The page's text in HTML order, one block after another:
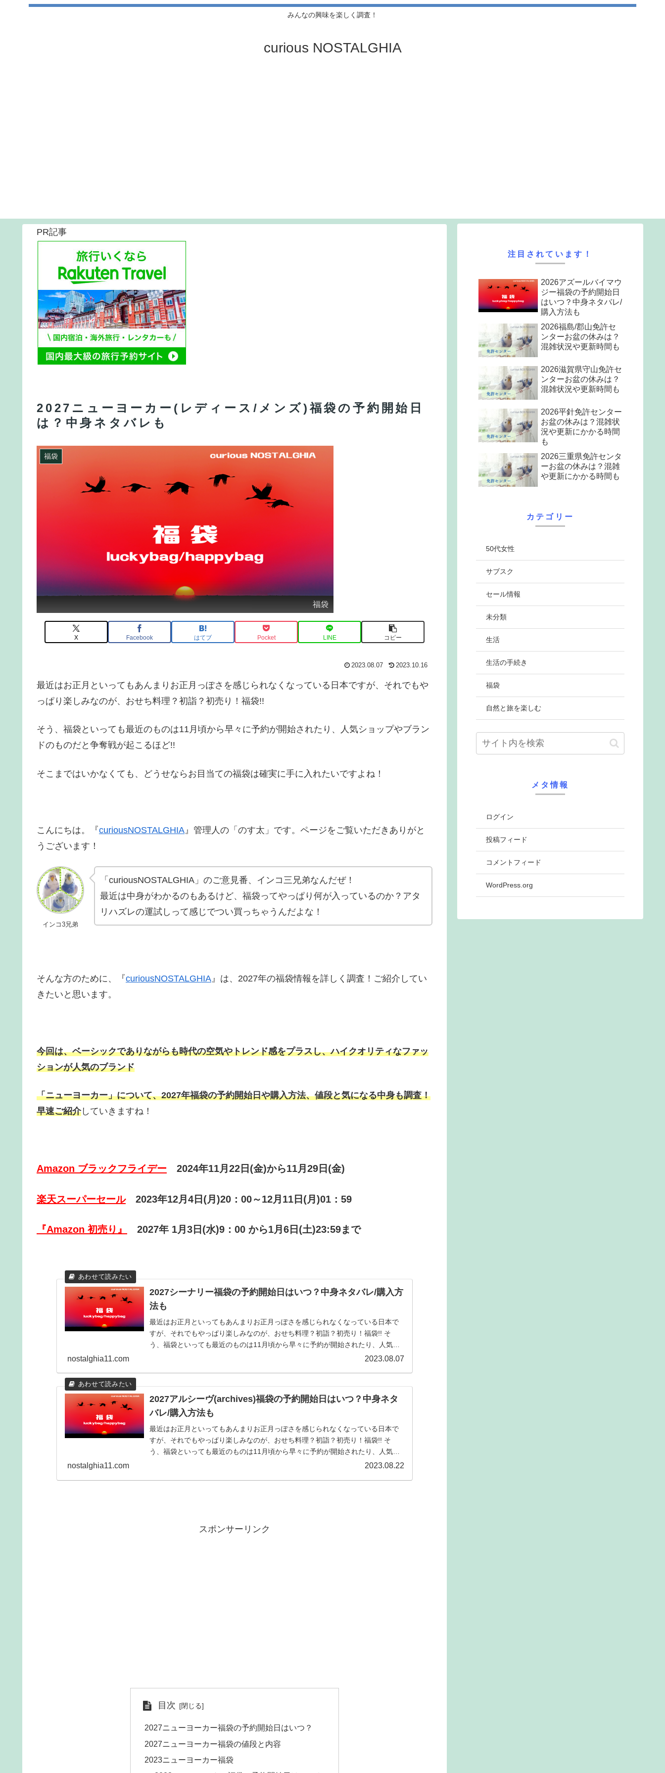
みんなの興味を楽しく調査！
curious NOSTALGHIA
PR記事
2027ニューヨーカー(レディース/メンズ)福袋の予約開始日
は？中身ネタバレも
福袋
福袋
X Facebook はてブ Pocket LINE コピー
2023.08.07 2023.10.16
最近はお正月といってもあんまりお正月っぽさを感じられなくなっている日本ですが、それでもや
っぱり楽しみなのが、おせち料理？初詣？初売り！福袋!!
そう、福袋といっても最近のものは11月頃から早々に予約が開始されたり、人気ショップやブラン
ドのものだと争奪戦が起こるほど!!
そこまではいかなくても、どうせならお目当ての福袋は確実に手に入れたいですよね！
こんにちは。『curiousNOSTALGHIA 』管理人の「のす太」です。ページをご覧いただきありがと
うございます！
インコ3兄弟
「curiousNOSTALGHIA」のご意見番、インコ三兄弟なんだぜ！
最近は中身がわかるのもあるけど、福袋ってやっぱり何が入っているのか？アタ
リハズレの運試しって感じでつい買っちゃうんだよな！
そんな方のために、『curiousNOSTALGHIA』は、2027年の福袋情報を詳しく調査！ご紹介してい
きたいと思います。
今回は、ベーシックでありながらも時代の空気やトレンド感をプラスし、ハイクオリティなファッ
ションが人気のブランド
「ニューヨーカー」について、2027年福袋の予約開始日や購入方法、値段と気になる中身も調査！
早速ご紹介していきますね！
Amazon ブラックフライデー 2024年11月22日(金)から11月29日(金)
楽天スーパーセール 2023年12月4日(月)20：00～12月11日(月)01：59
『Amazon 初売り』 2027年 1月3日(水)9：00 から1月6日(土)23:59まで
2027シーナリー福袋の予約開始日はいつ？中身ネタバレ/購入方
法も
最近はお正月といってもあんまりお正月っぽさを感じられなくなっている日本で
すが、それでもやっぱり楽しみなのが、おせち料理？初詣？初売り！福袋!! そ
う、福袋といっても最近のものは11月頃から早々に予約が開始されたり、人気シ
nostalghia11.com 2023.08.07
2027アルシーヴ(archives)福袋の予約開始日はいつ？中身ネタ
バレ/購入方法も
最近はお正月といってもあんまりお正月っぽさを感じられなくなっている日本で
すが、それでもやっぱり楽しみなのが、おせち料理？初詣？初売り！福袋!! そ
う、福袋といっても最近のものは11月頃から早々に予約が開始されたり、人気シ
nostalghia11.com 2023.08.22
スポンサーリンク
目次
2027ニューヨーカー福袋の予約開始日はいつ？
2027ニューヨーカー福袋の値段と内容
2023ニューヨーカー福袋
注目されています！
2026アズールバイマウ
ジー福袋の予約開始日
はいつ？中身ネタバレ/
購入方法も
2026福島/郡山免許セ
ンターお盆の休みは？
混雑状況や更新時間も
2026滋賀県守山免許セ
ンターお盆の休みは？
混雑状況や更新時間も
2026平針免許センター
お盆の休みは？混雑状
況や更新にかかる時間
も
2026三重県免許センタ
ーお盆の休みは？混雑
や更新にかかる時間も
カテゴリー
50代女性
サブスク
セール情報
未分類
生活
生活の手続き
福袋
自然と旅を楽しむ
メタ情報
ログイン
投稿フィード
コメントフィード
WordPress.org